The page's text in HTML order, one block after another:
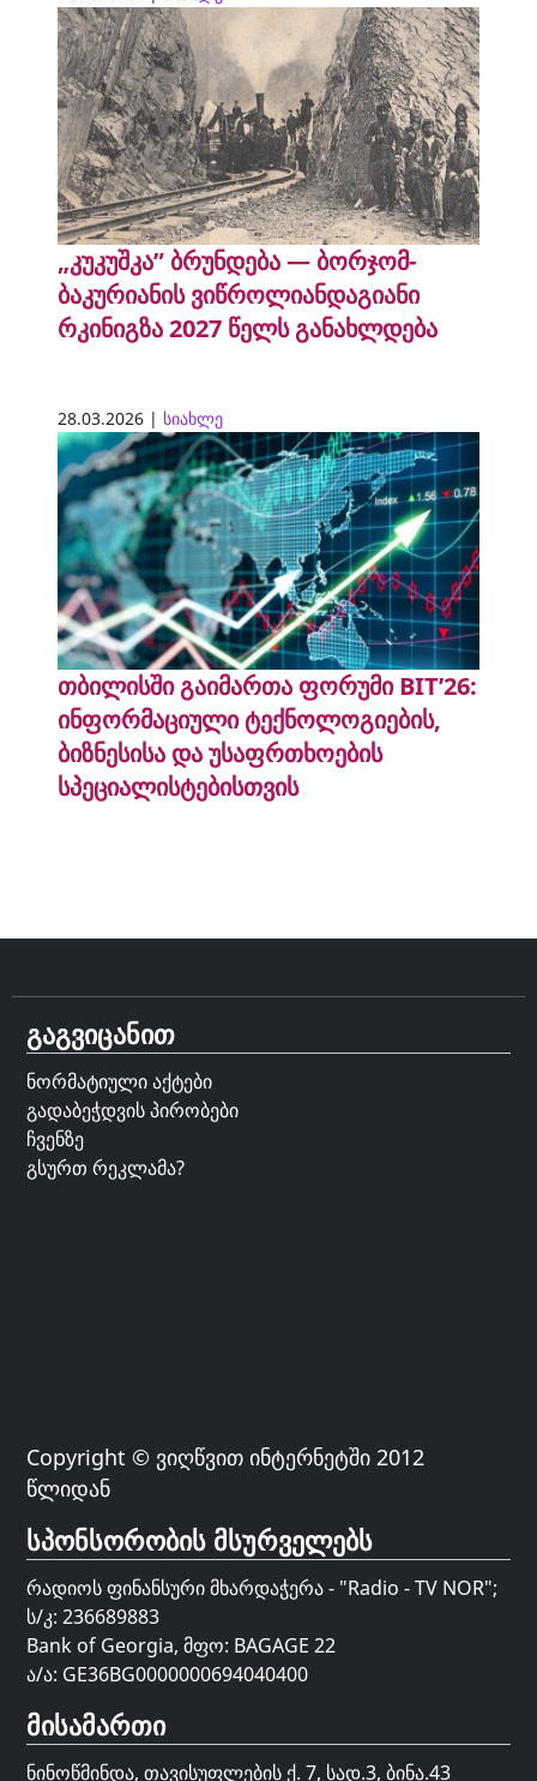
„კუკუშკა” ბრუნდება — ბორჯომ-
ბაკურიანის ვიწროლიანდაგიანი
რკინიგზა 2027 წელს განახლდება
28.03.2026 | სიახლე
თბილისში გაიმართა ფორუმი BIT’26:
ინფორმაციული ტექნოლოგიების,
ბიზნესისა და უსაფრთხოების
სპეციალისტებისთვის
გაგვიცანით
ნორმატიული აქტები
გადაბეჭდვის პირობები
ჩვენზე
გსურთ რეკლამა?
Copyright © ვიღწვით ინტერნეტში 2012
წლიდან
სპონსორობის მსურველებს
რადიოს ფინანსური მხარდაჭერა - "Radio - TV NOR";
ს/კ: 236689883
Bank of Georgia, მფო: BAGAGE 22
ა/ა: GE36BG0000000694040400
მისამართი
ნინოწმინდა, თავისუფლების ქ. 7, სად.3, ბინა.43